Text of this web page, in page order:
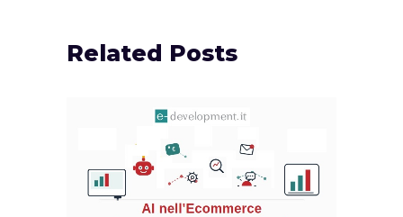
Related Posts